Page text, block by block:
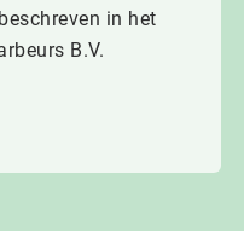
in het
B.V.